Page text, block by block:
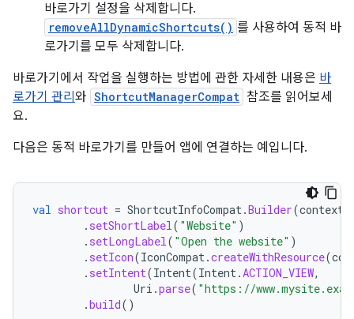
바로가기 설정을 삭제합니다.
removeAllDynamicShortcuts() 를 사용하여 동적 바
로가기를 모두 삭제합니다.
바로가기에서 작업을 실행하는 방법에 관한 자세한 내용은 바
로가기 관리 와 ShortcutManagerCompat 참조를 읽어보세
요.
다음은 동적 바로가기를 만들어 앱에 연결하는 예입니다.
val shortcut = ShortcutInfoCompat.Builder(context
. setShortLabel( "Website" )
. setLongLabel( "Open the website" )
. setIcon(IconCompat.createWithResource(
. setIntent(Intent(Intent.ACTION_VIEW,
Uri .parse( "https://
.build()